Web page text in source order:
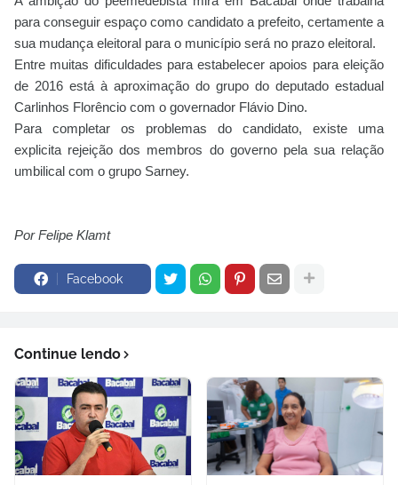
para conseguir espaço como candidato a prefeito, certamente a
sua mudança eleitoral para o município será no prazo eleitoral.
Entre muitas dificuldades para estabelecer apoios para eleição
de 2016 está à aproximação do grupo do deputado estadual
Carlinhos Florêncio com o governador Flávio Dino.
Para completar os problemas do candidato, existe uma
explicita rejeição dos membros do governo pela sua relação
umbilical com o grupo Sarney.
Por Felipe Klamt
Facebook
Continue lendo